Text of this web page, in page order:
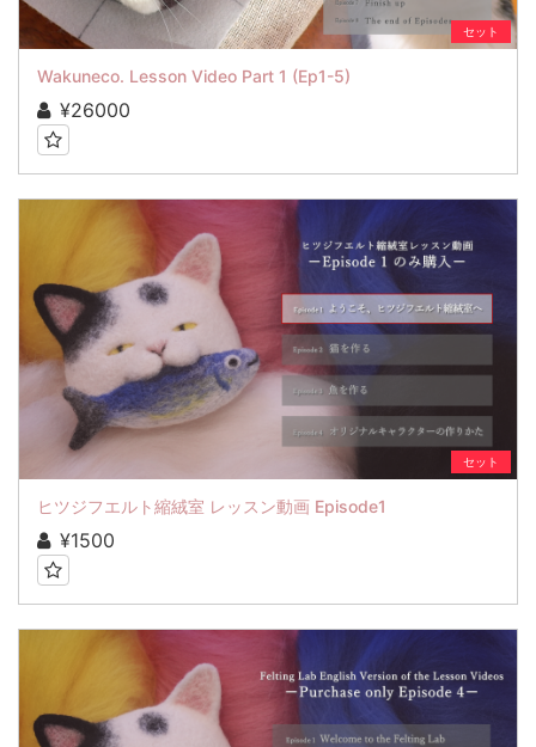
セット
Wakuneco. Lesson Video Part 1 (Ep1-5)
¥26000
セット
ヒツジフエルト縮絨室 レッスン動画 Episode1
¥1500